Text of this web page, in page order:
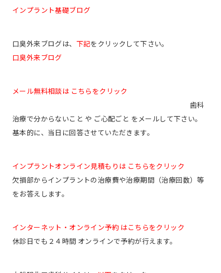
インプラント基礎ブログ
口臭外来ブログは、 下記をクリックして下さい。
口臭外来ブログ
メール無料相談は こちらをクリック
歯科
治療で分からないこと や ご心配ごと をメールして下さい。
基本的に、当日に回答させていただきます。
インプラントオンライン見積もりは こちらをクリック
欠損部からインプラントの治療費や治療期間（治療回数）等
をお答えします。
インターネット・オンライン予約 はこちらをクリック
休診日でも２４時間 オンラインで予約が行えます。